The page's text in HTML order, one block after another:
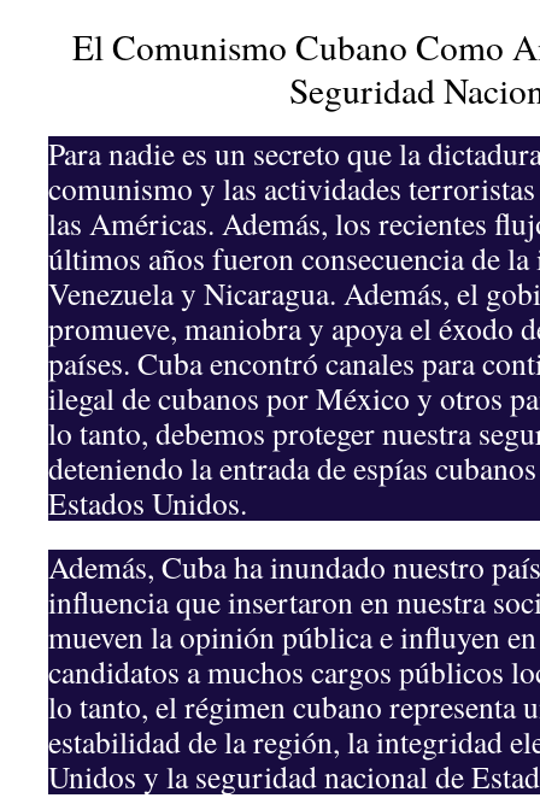
El Comunismo Cubano Como
Seguridad
Para nadie es un secreto que la
comunismo y las actividades
las Américas. Además, los recientes
últimos años fueron consecuencia de
Venezuela y Nicaragua. Además, el
promueve, maniobra y apoya el éxodo
países. Cuba encontró canales para
ilegal de cubanos por México y otros
lo tanto, debemos proteger nuestra
deteniendo la entrada de espías
Estados Unidos.
Además, Cuba ha inundado nuestro
influencia que insertaron en nuestra
mueven la opinión pública e influyen
candidatos a muchos cargos públicos
lo tanto, el régimen cubano representa
estabilidad de la región, la integridad
Unidos y la seguridad nacional de